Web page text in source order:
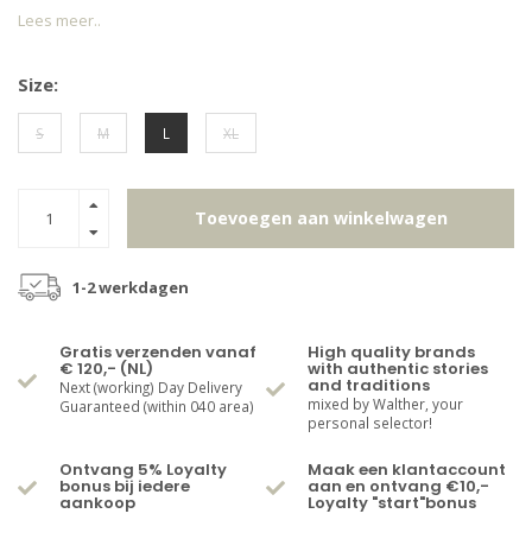
Lees meer..
Size:
S M L XL
Toevoegen aan winkelwagen
1-2 werkdagen
Gratis verzenden vanaf
€ 120,- (NL)
Next (working) Day Delivery
Guaranteed (within 040 area)
High quality brands
with authentic stories
and traditions
mixed by Walther, your
personal selector!
Ontvang 5% Loyalty
bonus bij iedere
aankoop
Maak een klantaccount
aan en ontvang €10,-
Loyalty "start"bonus